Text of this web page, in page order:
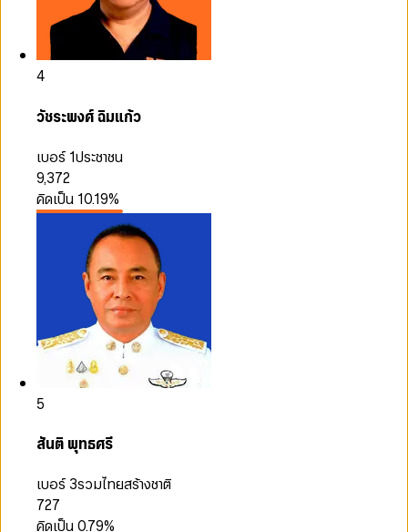
4
วัชระพงศ์ ฉิมแก้ว
เบอร์ 1ประชาชน
9,372
คิดเป็น 10.19%
5
สันติ พุทธศรี
เบอร์ 3รวมไทยสร้างชาติ
727
คิดเป็น0.79%